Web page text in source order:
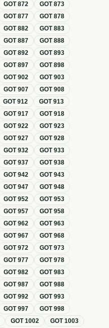
GOT872 GOT873
GOT877 GOT878
GOT882 GOT883
GOT887 GOT888
GOT892 GOT893
GOT897 GOT898
GOT902 GOT903
GOT907 GOT908
GOT912 GOT913
GOT917 GOT918
GOT922 GOT923
GOT927 GOT928
GOT932 GOT933
GOT937 GOT938
GOT942 GOT943
GOT947 GOT948
GOT952 GOT953
GOT957 GOT958
GOT962 GOT963
GOT967 GOT968
GOT972 GOT973
GOT977 GOT978
GOT982 GOT983
GOT987 GOT988
GOT992 GOT993
GOT997 GOT998
GOT1002 GOT1003